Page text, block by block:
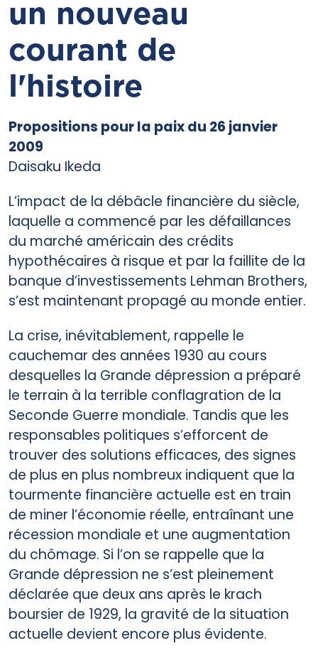
un nouveau
courant de
l'histoire
Propositions pour la paix du 26 janvier
2009
Daisaku Ikeda
L’impact de la débâcle financière du siècle,
laquelle a commencé par les défaillances
du marché américain des crédits
hypothécaires à risque et par la faillite de la
banque d’investissements Lehman Brothers,
s’est maintenant propagé au monde entier.
La crise, inévitablement, rappelle le
cauchemar des années 1930 au cours
desquelles la Grande dépression a préparé
le terrain à la terrible conflagration de la
Seconde Guerre mondiale. Tandis que les
responsables politiques s’efforcent de
trouver des solutions efficaces, des signes
de plus en plus nombreux indiquent que la
tourmente financière actuelle est en train
de miner l’économie réelle, entraînant une
récession mondiale et une augmentation
du chômage. Si l’on se rappelle que la
Grande dépression ne s’est pleinement
déclarée que deux ans après le krach
boursier de 1929, la gravité de la situation
actuelle devient encore plus évidente.